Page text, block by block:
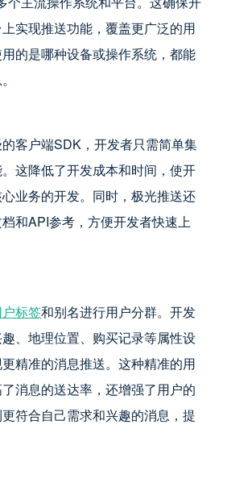
实现推送功能，覆盖更广泛的用
的是哪种设备或操作系统，都能
客户端SDK，开发者只需简单集
这降低了开发成本和时间，使开
业务的开发。同时，极光推送还
和API参考，方便开发者快速上
标签和别名进行用户分群。开发
、地理位置、购买记录等属性设
精准的消息推送。这种精准的用
消息的送达率，还增强了用户的
符合自己需求和兴趣的消息，提